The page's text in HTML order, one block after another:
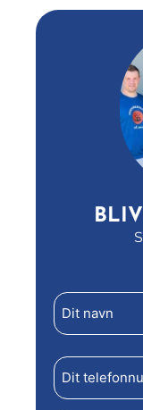
Dit
navn
Telefon
(Påkrævet)